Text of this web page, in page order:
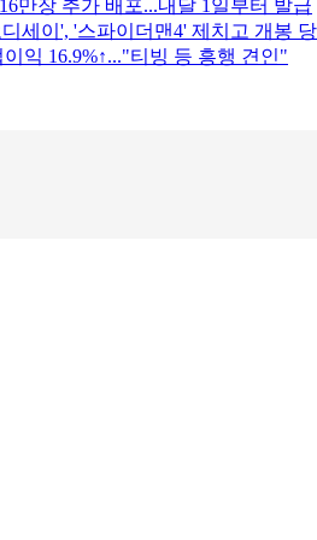
만장 추가 배포...내달 1일부터 발급
세이', '스파이더맨4' 제치고 개봉
익 16.9%↑..."티빙 등 흥행 견인"